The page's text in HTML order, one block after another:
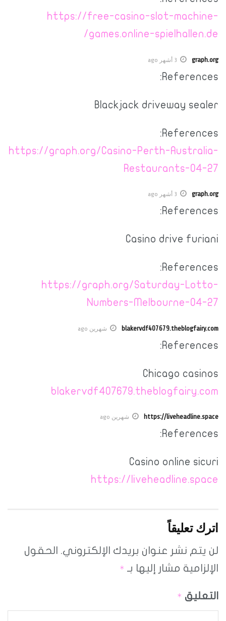
https://free-casino-slot-machine-
games.online-spielhallen.de/
graph.org 3 أشهر ago
References:
Blackjack driveway sealer
References:
https://graph.org/Casino-Perth-Australia-
Restaurants-04-27
graph.org 3 أشهر ago
References:
Casino drive furiani
References:
https://graph.org/Saturday-Lotto-
Numbers-Melbourne-04-27
blakervdf407679.theblogfairy.com شهرين ago
References:
Chicago casinos
blakervdf407679.theblogfairy.com
https://liveheadline.space شهرين ago
References:
Casino online sicuri
https://liveheadline.space
اترك تعليقاً
لن يتم نشر عنوان بريدك الإلكتروني. الحقول
الإلزامية مشار إليها بـ *
التعليق *